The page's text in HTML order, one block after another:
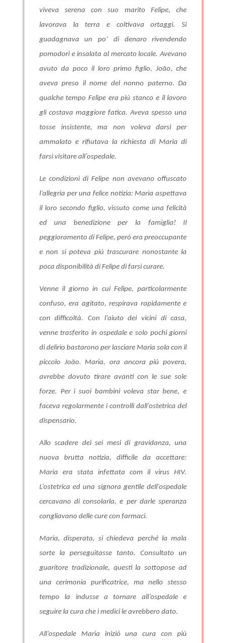
viveva serena con suo marito Felipe, che
lavorava la terra e coltivava ortaggi. Si
guadagnava un po’ di denaro rivendendo
pomodori e insalata al mercato locale. Avevano
avuto da poco il loro primo figlio, João, che
aveva preso il nome del nonno paterno. Da
qualche tempo Felipe era più stanco e il lavoro
gli costava maggiore fatica. Aveva spesso una
tosse insistente, ma non voleva darsi per
ammalato e rifiutava la richiesta di Maria di
farsi visitare all’ospedale.
Le condizioni di Felipe non avevano offuscato
l’allegria per una felice notizia: Maria aspettava
il loro secondo figlio, vissuto come una felicità
ed una benedizione per la famiglia! Il
peggioramento di Felipe, però era preoccupante
e non si poteva più trascurare nonostante la
poca disponibilità di Felipe di farsi curare.
Venne il giorno in cui Felipe, particolarmente
confuso, era agitato, respirava rapidamente e
con difficoltà. Con l’aiuto dei vicini di casa,
venne trasferito in ospedale e solo pochi giorni
di delirio bastarono per lasciare Maria sola con il
piccolo João. Maria, ora ancora più povera,
avrebbe dovuto tirare avanti con le sue sole
forze. Per i suoi bambini voleva star bene, e
faceva regolarmente i controlli dall’ostetrica del
dispensario.
Allo scadere dei sei mesi di gravidanza, una
nuova brutta notizia, difficile da accettare:
Maria era stata infettata com il virus HIV.
L’ostetrica ed una signora gentile dell’ospedale
cercavano di consolarla, e per darle speranza
congliavano delle cure con farmaci.
Maria, disperata, si chiedeva perchè la mala
sorte la perseguitasse tanto. Consultato un
guaritore tradizionale, questi la sottopose ad
una cerimonia purificatrice, ma nello stesso
tempo la indusse a tornare all’ospedale e
seguire la cura che i medici le avrebbero dato.
All’ospedale Maria iniziò una cura con più